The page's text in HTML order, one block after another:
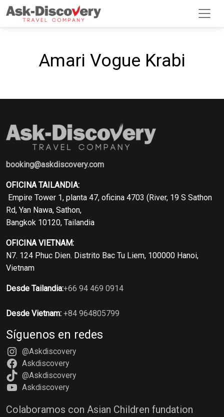
Amari Vogue Krabi
booking@askdiscovery.com
OFICINA TAILANDIA:
Empire Tower 1, planta 47, oficina 4703 (River, 19 S Sathon
Rd, Yan Nawa, Sathon,
Bangkok 10120, Tailandia
OFICINA VIETNAM:
N7. 124 Phuc Dien. Distrito Bac Tu Liem, 100000 Hanoi,
Vietnam
Desde Tailandia:+66 94 469 0914
Desde Vietnam: +84 964805799
Síguenos en redes
@Askdiscovery
Askdiscovery
@Askdiscovery
Askdiscovery
Colaboramos con Asian Children fundation